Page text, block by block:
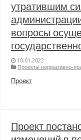
утратившим
вопросы
10.01.2022
Проекты нормативно-
Проект
Проект